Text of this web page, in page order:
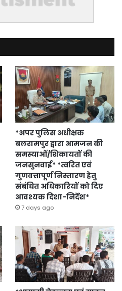
*अपर पुलिस अधीक्षक
बलरामपुर द्वारा आमजन की
समस्याओं/शिकायतों की
जनसुनवाई* *त्वरित एवं
गुणवत्तापूर्ण निस्तारण हेतु
संबंधित अधिकारियों को दिए
आवश्यक दिशा-निर्देश*
7 days ago